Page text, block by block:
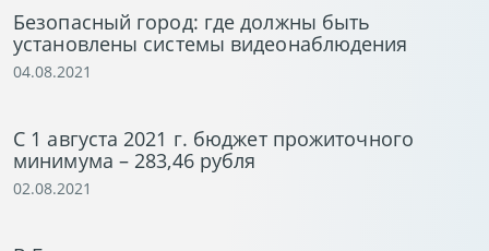
Безопасный город: где должны быть
установлены системы видеонаблюдения
04.08.2021
С 1 августа 2021 г. бюджет прожиточного
минимума – 283,46 рубля
02.08.2021